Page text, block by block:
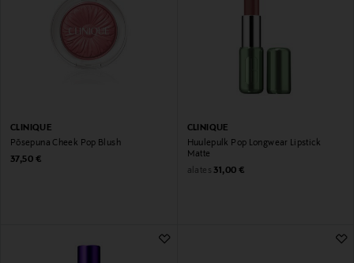
CLINIQUE
Põsepuna Cheek Pop Blush
Original Price
37,50 €
CLINIQUE
Huulepulk Pop Longwear Lipstick
Matte
alates Original Price
31,00 €